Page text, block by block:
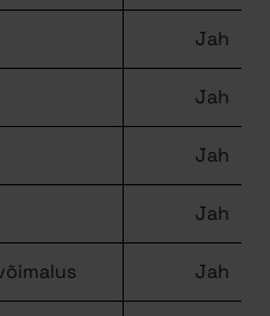
Jah
Jah
Jah
Jah
Jah